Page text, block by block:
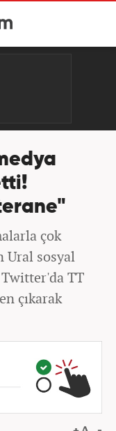
çok
Ural sosyal
TT
çıkarak